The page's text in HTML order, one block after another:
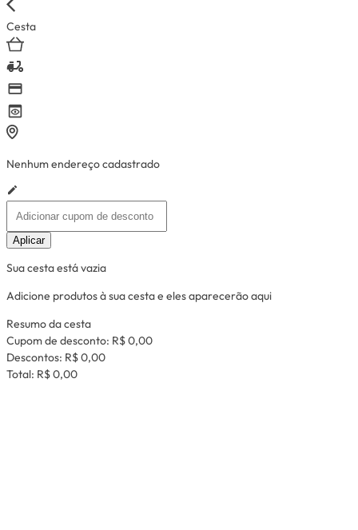
Cesta
Nenhum endereço cadastrado
Aplicar
Sua cesta está vazia
Adicione produtos à sua cesta e eles aparecerão aqui
Resumo da cesta
Cupom de desconto: R$ 0,00
Descontos: R$ 0,00
Total: R$ 0,00